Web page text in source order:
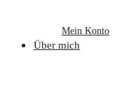
Mein Konto
Über mich